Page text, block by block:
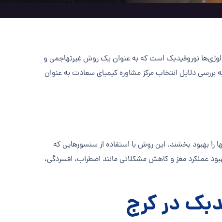
نوروفیدبک است که به عنوان یک روش غیرتهاجمی و
دلایل انتخاب مرکز مشاوره کیمیای سعادت به عنوان
را بهبود بخشند. این روش با استفاده از سنسورهایی که
عملکرد مغز و کاهش مشکلاتی مانند اضطراب، افسردگی،
در کرج